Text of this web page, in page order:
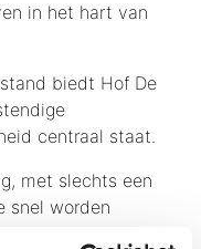
in het hart van
biedt Hof De
centraal staat.
met slechts een
snel worden